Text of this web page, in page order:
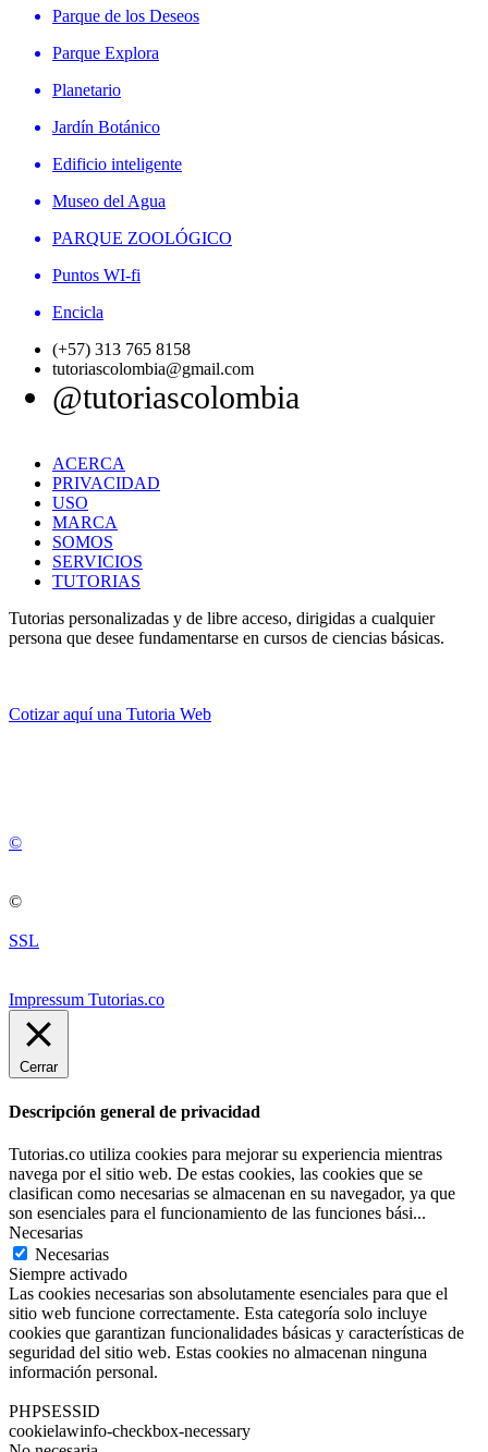
Parque de los Deseos
Parque Explora
Planetario
Jardín Botánico
Edificio inteligente
Museo del Agua
PARQUE ZOOLÓGICO
Puntos WI-fi
Encicla
(+57) 313 765 8158
tutoriascolombia@gmail.com
@tutoriascolombia
ACERCA
PRIVACIDAD
USO
MARCA
SOMOS
SERVICIOS
TUTORIAS
Tutorias personalizadas y de libre acceso, dirigidas a cualquier
persona que desee fundamentarse en cursos de ciencias básicas.
Cotizar aquí una Tutoria Web
©
©
SSL
Impressum Tutorias.co
Cerrar
Descripción general de privacidad
Tutorias.co utiliza cookies para mejorar su experiencia mientras
navega por el sitio web. De estas cookies, las cookies que se
clasifican como necesarias se almacenan en su navegador, ya que
son esenciales para el funcionamiento de las funciones bási...
Necesarias
Necesarias
Siempre activado
Las cookies necesarias son absolutamente esenciales para que el
sitio web funcione correctamente. Esta categoría solo incluye
cookies que garantizan funcionalidades básicas y características de
seguridad del sitio web. Estas cookies no almacenan ninguna
información personal.
PHPSESSID
cookielawinfo-checkbox-necessary